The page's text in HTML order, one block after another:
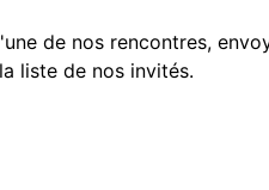
de nos rencontres,
liste de nos invités.